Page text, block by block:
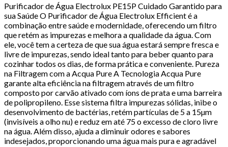
Purificador de Água Electrolux PE15P Cuidado Garantido para
sua Saúde O Purificador de Água Electrolux Efficient é a
combinação entre saúde e modernidade, oferecendo um filtro
que retém as impurezas e melhora a qualidade da água. Com
ele, você tem a certeza de que sua água estará sempre fresca e
livre de impurezas, sendo ideal tanto para beber quanto para
cozinhar todos os dias, de forma prática e conveniente. Pureza
na Filtragem com a Acqua Pure A Tecnologia Acqua Pure
garante alta eficiência na filtragem através de um filtro
composto por carvão ativado com íons de prata e uma barreira
de polipropileno. Esse sistema filtra impurezas sólidas, inibe o
desenvolvimento de bactérias, retém partículas de 5 a 15µm
(invisíveis a olho nu) e reduz em até 75 o excesso de cloro livre
na água. Além disso, ajuda a diminuir odores e sabores
indesejados, proporcionando uma água mais pura e agradável